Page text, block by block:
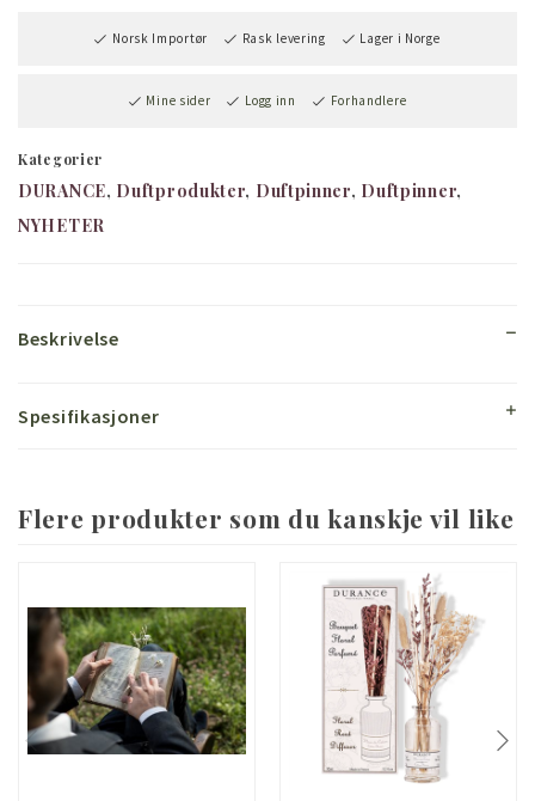
Norsk Importør Rask levering Lager i Norge
Mine sider Logg inn Forhandlere
Kategorier
DURANCE Duftprodukter Duftpinner Duftpinner
NYHETER
Beskrivelse
Spesifikasjoner
Flere produkter som du kanskje vil like